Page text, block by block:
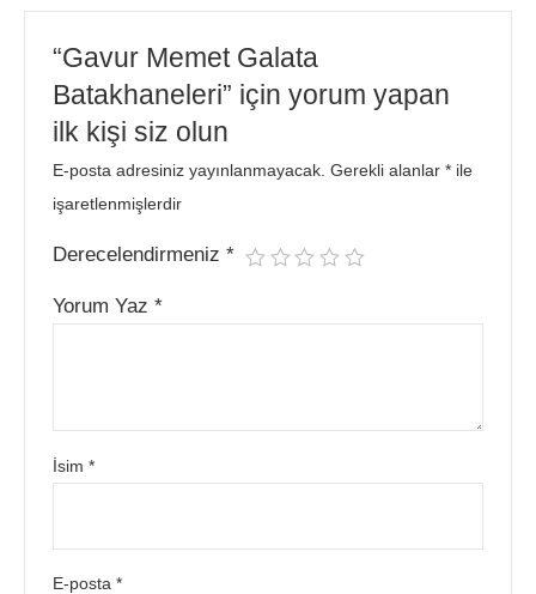
“Gavur Memet Galata
Batakhaneleri” için yorum yapan
ilk kişi siz olun
E-posta adresiniz yayınlanmayacak. Gerekli alanlar* ile
işaretlenmişlerdir
Derecelendirmeniz*
Yorum Yaz*
İsim*
E-posta*